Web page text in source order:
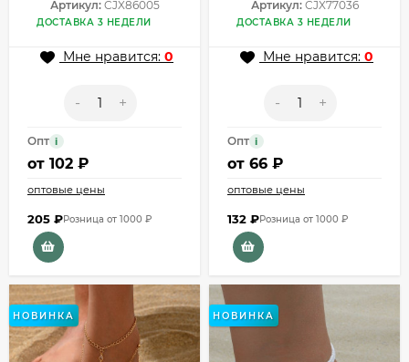
ракушкой CJX86005
Артикул:CJX86005
ДОСТАВКА 3 НЕДЕЛИ
Мне нравится: 0
- +
Опт i
от 102 ₽
оптовые цены
205 ₽Розница от 1000 ₽
ракушкой и
кистями из стразов
Артикул:CJX77036
ДОСТАВКА 3 НЕДЕЛИ
Мне нравится: 0
- +
Опт i
от 66 ₽
оптовые цены
132 ₽Розница от 1000 ₽
НОВИНКА НОВИНКА